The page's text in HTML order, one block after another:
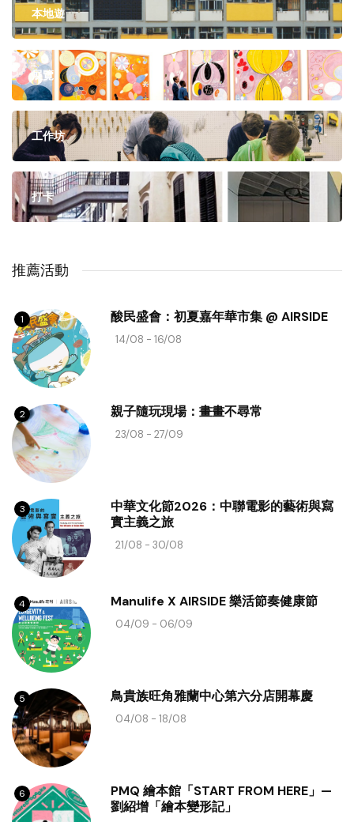
本地遊
展覽
工作坊
打卡
推薦活動
1 酸民盛會：初夏嘉年華市集 @ AIRSIDE
14/08 - 16/08
2 親子隨玩現場：畫畫不尋常
23/08 - 27/09
3
中華文化節2026：中聯電影的藝術與寫
實主義之旅
21/08 - 30/08
4 Manulife X AIRSIDE 樂活節奏健康節
04/09 - 06/09
5 鳥貴族旺角雅蘭中心第六分店開幕慶
04/08 - 18/08
6
PMQ 繪本館「START FROM HERE」—
劉紹增「繪本變形記」